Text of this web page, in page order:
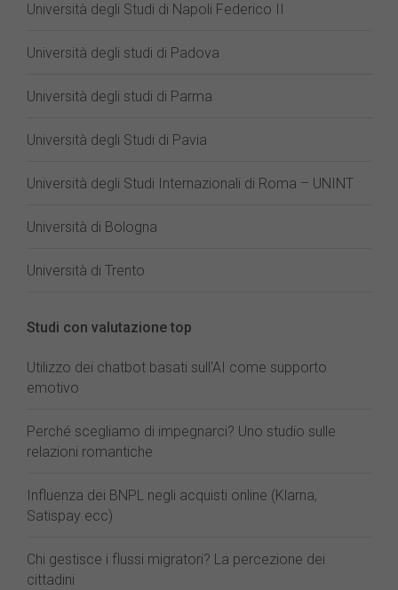
Università degli Studi di Napoli Federico II
Università degli studi di Padova
Università degli studi di Parma
Università degli Studi di Pavia
Università degli Studi Internazionali di Roma – UNINT
Università di Bologna
Università di Trento
Studi con valutazione top
Utilizzo dei chatbot basati sull'AI come supporto
emotivo
Perché scegliamo di impegnarci? Uno studio sulle
relazioni romantiche
Influenza dei BNPL negli acquisti online (Klarna,
Satispay ecc)
Chi gestisce i flussi migratori? La percezione dei
cittadini